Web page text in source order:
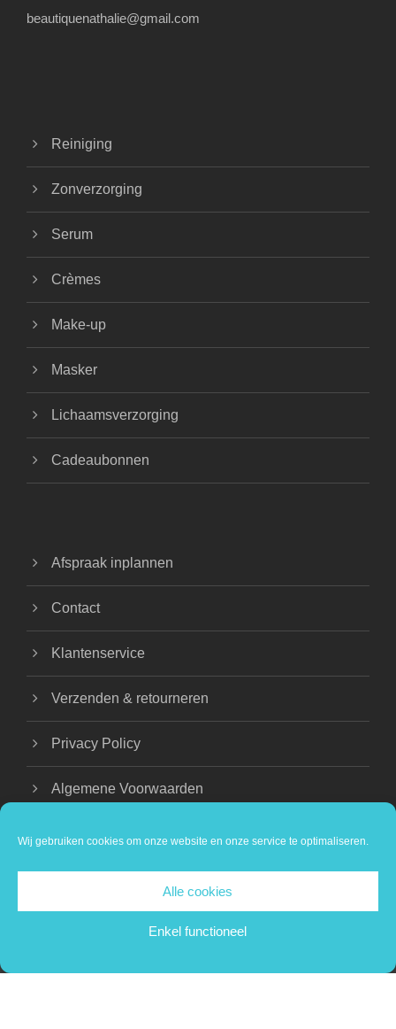
Wij gebruiken cookies om onze website en onze service te optimaliseren.
Alle cookies
Enkel functioneel
beautiquenathalie@gmail.com
Reiniging
Zonverzorging
Serum
Crèmes
Make-up
Masker
Lichaamsverzorging
Cadeaubonnen
Afspraak inplannen
Contact
Klantenservice
Verzenden & retourneren
Privacy Policy
Algemene Voorwaarden
COPYRIGHT 2024 BEAUTIQUE NATHALIE |
PRIVACY VERKLARING